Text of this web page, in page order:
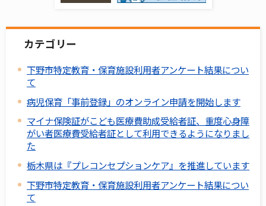
カテゴリー
下野市特定教育・保育施設利用者アンケート結果につい
て
病児保育「事前登録」のオンライン申請を開始します
マイナ保険証がこども医療費助成受給者証、重度心身障
がい者医療費受給者証として利用できるようになりまし
た
栃木県は『プレコンセプションケア』を推進しています
下野市特定教育・保育施設利用者アンケート結果につい
て